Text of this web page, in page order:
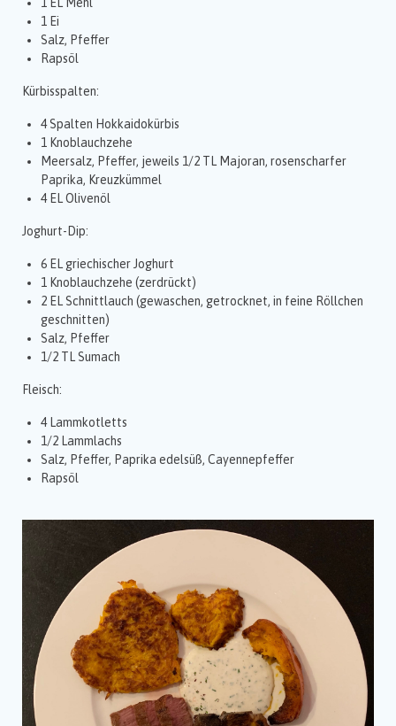
1 Ei
Salz, Pfeffer
Rapsöl
Kürbisspalten:
4 Spalten Hokkaidokürbis
1 Knoblauchzehe
Meersalz, Pfeffer, jeweils 1/2 TL Majoran, rosenscharfer
Paprika, Kreuzkümmel
4 EL Olivenöl
Joghurt-Dip:
6 EL griechischer Joghurt
1 Knoblauchzehe (zerdrückt)
2 EL Schnittlauch (gewaschen, getrocknet, in feine Röllchen
geschnitten)
Salz, Pfeffer
1/2 TL Sumach
Fleisch:
4 Lammkotletts
1/2 Lammlachs
Salz, Pfeffer, Paprika edelsüß, Cayennepfeffer
Rapsöl